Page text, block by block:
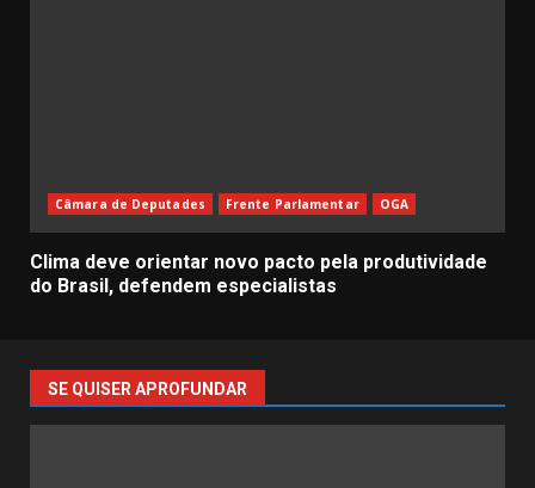
Câmara de Deputades Frente Parlamentar OGA
Clima deve orientar novo pacto pela produtividade
do Brasil, defendem especialistas
SE QUISER APROFUNDAR